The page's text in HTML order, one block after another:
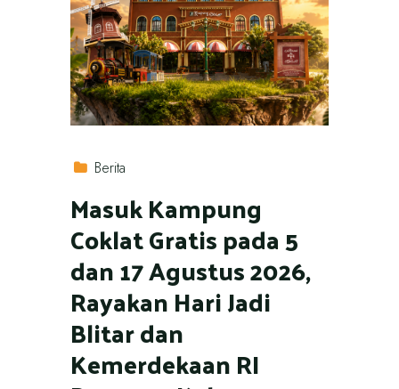
Berita
Masuk Kampung
Coklat Gratis pada 5
dan 17 Agustus 2026,
Rayakan Hari Jadi
Blitar dan
Kemerdekaan RI